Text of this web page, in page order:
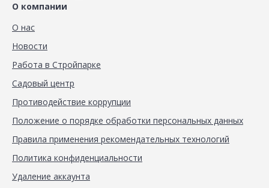
О компании
О нас
Новости
Работа в Стройпарке
Садовый центр
Противодействие коррупции
Положение о порядке обработки персональных данных
Правила применения рекомендательных технологий
Политика конфиденциальности
Удаление аккаунта